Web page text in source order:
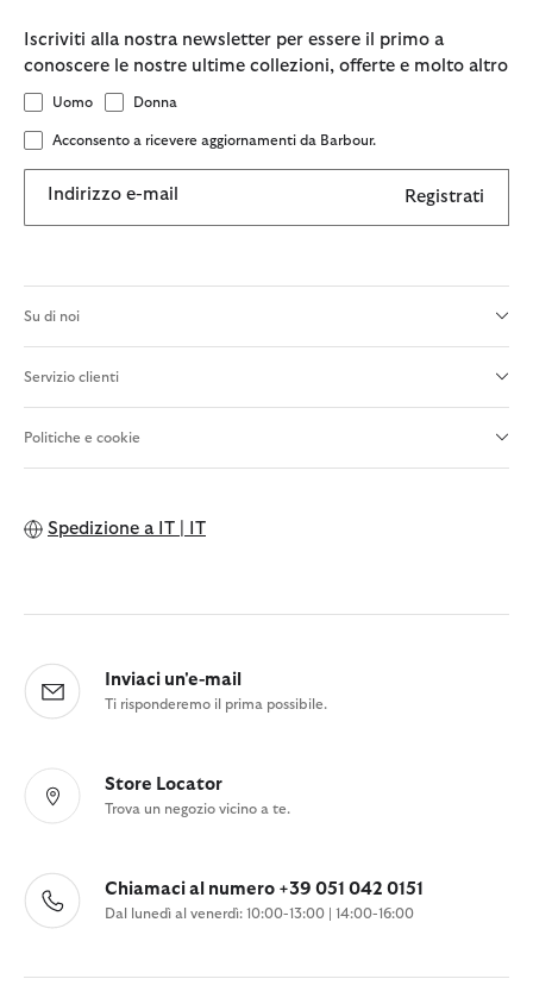
Iscriviti alla nostra newsletter per essere il primo a
conoscere le nostre ultime collezioni, offerte e molto altro
Uomo Donna
Acconsento a ricevere aggiornamenti da Barbour.
Indirizzo e-mail Registrati
Su di noi
Servizio clienti
Politiche e cookie
Spedizione a IT | IT
Inviaci un'e-mail
Ti risponderemo il prima possibile.
Store Locator
Trova un negozio vicino a te.
Chiamaci al numero +39 051 042 0151
Dal lunedì al venerdì: 10:00-13:00 | 14:00-16:00